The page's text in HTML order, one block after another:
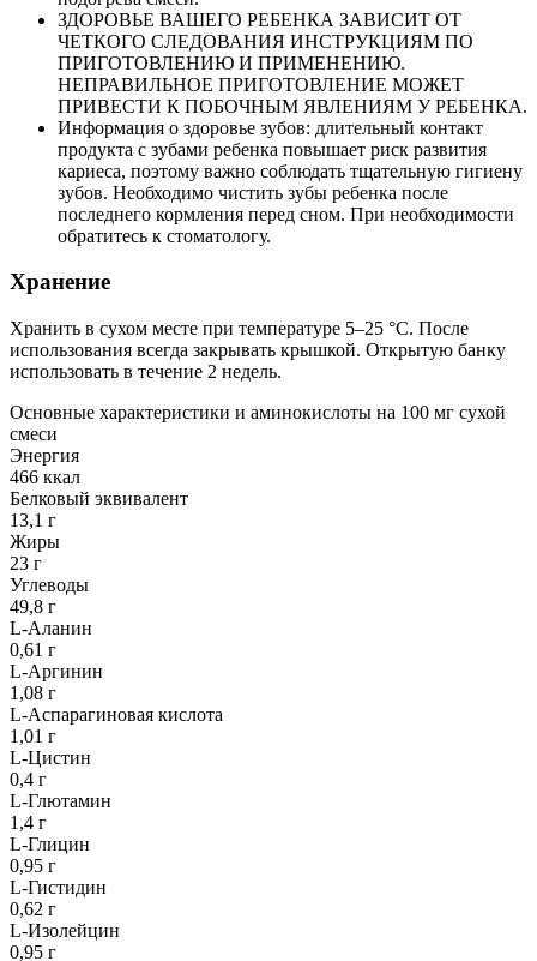
ЗДОРОВЬЕ ВАШЕГО РЕБЕНКА ЗАВИСИТ ОТ
ЧЕТКОГО СЛЕДОВАНИЯ ИНСТРУКЦИЯМ ПО
ПРИГОТОВЛЕНИЮ И ПРИМЕНЕНИЮ.
НЕПРАВИЛЬНОЕ ПРИГОТОВЛЕНИЕ МОЖЕТ
ПРИВЕСТИ К ПОБОЧНЫМ ЯВЛЕНИЯМ У РЕБЕНКА.
Информация о здоровье зубов: длительный контакт
продукта с зубами ребенка повышает риск развития
кариеса, поэтому важно соблюдать тщательную гигиену
зубов. Необходимо чистить зубы ребенка после
последнего кормления перед сном. При необходимости
обратитесь к стоматологу.
Хранение
Хранить в сухом месте при температуре 5–25 °С. После
использования всегда закрывать крышкой. Открытую банку
использовать в течение 2 недель.
Основные характеристики и аминокислоты на 100 мг сухой
смеси
Энергия
466 ккал
Белковый эквивалент
13,1 г
Жиры
23 г
Углеводы
49,8 г
L-Аланин
0,61 г
L-Аргинин
1,08 г
L-Аспарагиновая кислота
1,01 г
L-Цистин
0,4 г
L-Глютамин
1,4 г
L-Глицин
0,95 г
L-Гистидин
0,62 г
L-Изолейцин
0,95 г